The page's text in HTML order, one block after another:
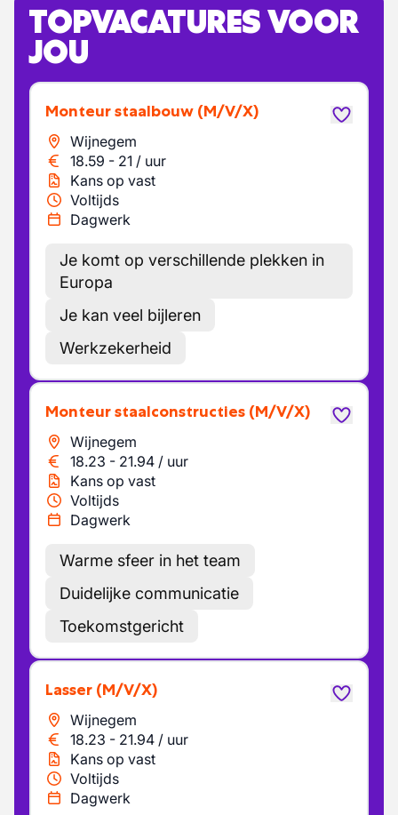
TOPVACATURES VOOR
JOU
Monteur staalbouw (M/V/X)
Wijnegem
18.59 - 21 / uur
Kans op vast
Voltijds
Dagwerk
Je komt op verschillende plekken in
Europa
Je kan veel bijleren
Werkzekerheid
Monteur staalconstructies (M/V/X)
Wijnegem
18.23 - 21.94 / uur
Kans op vast
Voltijds
Dagwerk
Warme sfeer in het team
Duidelijke communicatie
Toekomstgericht
Lasser (M/V/X)
Wijnegem
18.23 - 21.94 / uur
Kans op vast
Voltijds
Dagwerk